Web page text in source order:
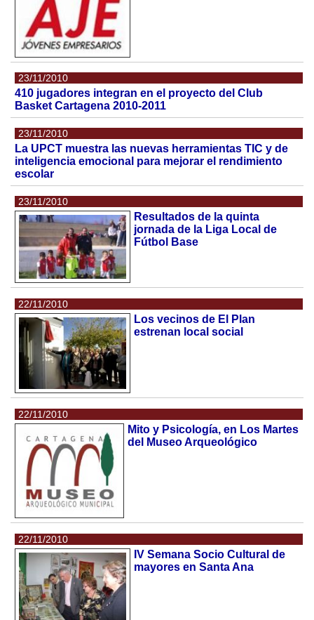
23/11/2010
410 jugadores integran en el proyecto del Club
Basket Cartagena 2010-2011
23/11/2010
La UPCT muestra las nuevas herramientas TIC y de
inteligencia emocional para mejorar el rendimiento
escolar
23/11/2010
Resultados de la quinta
jornada de la Liga Local de
Fútbol Base
22/11/2010
Los vecinos de El Plan
estrenan local social
22/11/2010
Mito y Psicología, en Los Martes
del Museo Arqueológico
22/11/2010
IV Semana Socio Cultural de
mayores en Santa Ana